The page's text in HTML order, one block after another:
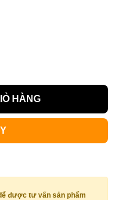
HÀNG
được tư vấn sản phẩm